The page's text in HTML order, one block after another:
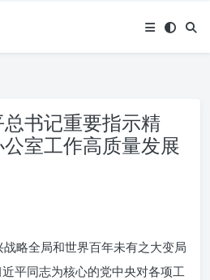
书记重要指示精
室工作高质量发展
略全局和世界百年未有之大变局
平同志为核心的党中央对各项工